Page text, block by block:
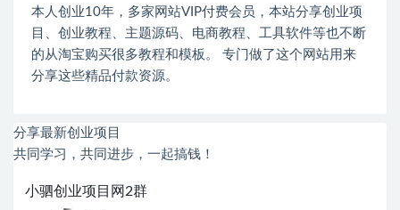
本人创业10年，多家网站VIP付费会员，本站分享创业项
目、创业教程、主题源码、电商教程、工具软件等也不断
的从淘宝购买很多教程和模板。 专门做了这个网站用来
分享这些精品付款资源。
分享最新创业项目
共同学习，共同进步，一起搞钱！
小驷创业项目网2群